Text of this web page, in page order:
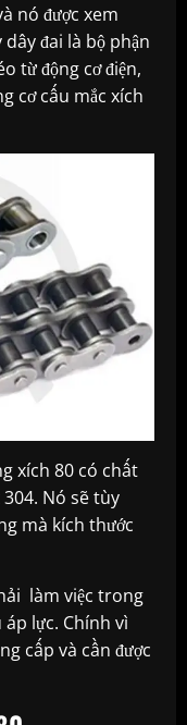
nó được xem
đai là bộ phận
từ động cơ điện,
cơ cấu mắc xích
xích 80 có chất
Nó sẽ tùy
mà kích thước
làm việc trong
lực. Chính vì
cấp và cần được